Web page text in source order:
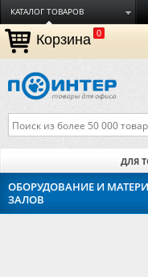
КАТАЛОГ ТОВАРОВ
ДОСТАВКА
ОПЛАТА
ТОРГОВЫЕ МАРКИ
О КОМПАНИИ
ЗАДАТЬ ВОПРОС
Корзина 0
ДЛЯ
ОБОРУДОВАНИЕ И
ЗАЛОВ